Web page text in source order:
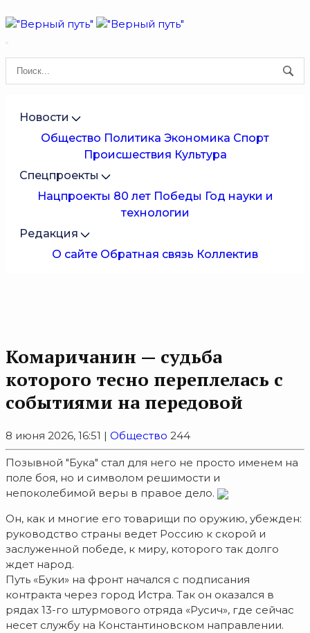
Новости
Общество Политика Экономика Спорт
Происшествия Культура
Спецпроекты
Нацпроекты 80 лет Победы Год науки и
технологии
Редакция
О сайте Обратная связь Коллектив
Комаричанин — судьба
которого тесно переплелась с
событиями на передовой
8 июня 2026, 16:51 | Общество 244
Позывной "Бука" стал для него не просто именем на
поле боя, но и символом решимости и
непоколебимой веры в правое дело.
Он, как и многие его товарищи по оружию, убежден:
руководство страны ведет Россию к скорой и
заслуженной победе, к миру, которого так долго
ждет народ.
Путь «Буки» на фронт начался с подписания
контракта через город Истра. Так он оказался в
рядах 13-го штурмового отряда «Русич», где сейчас
несет службу на Константиновском направлении.